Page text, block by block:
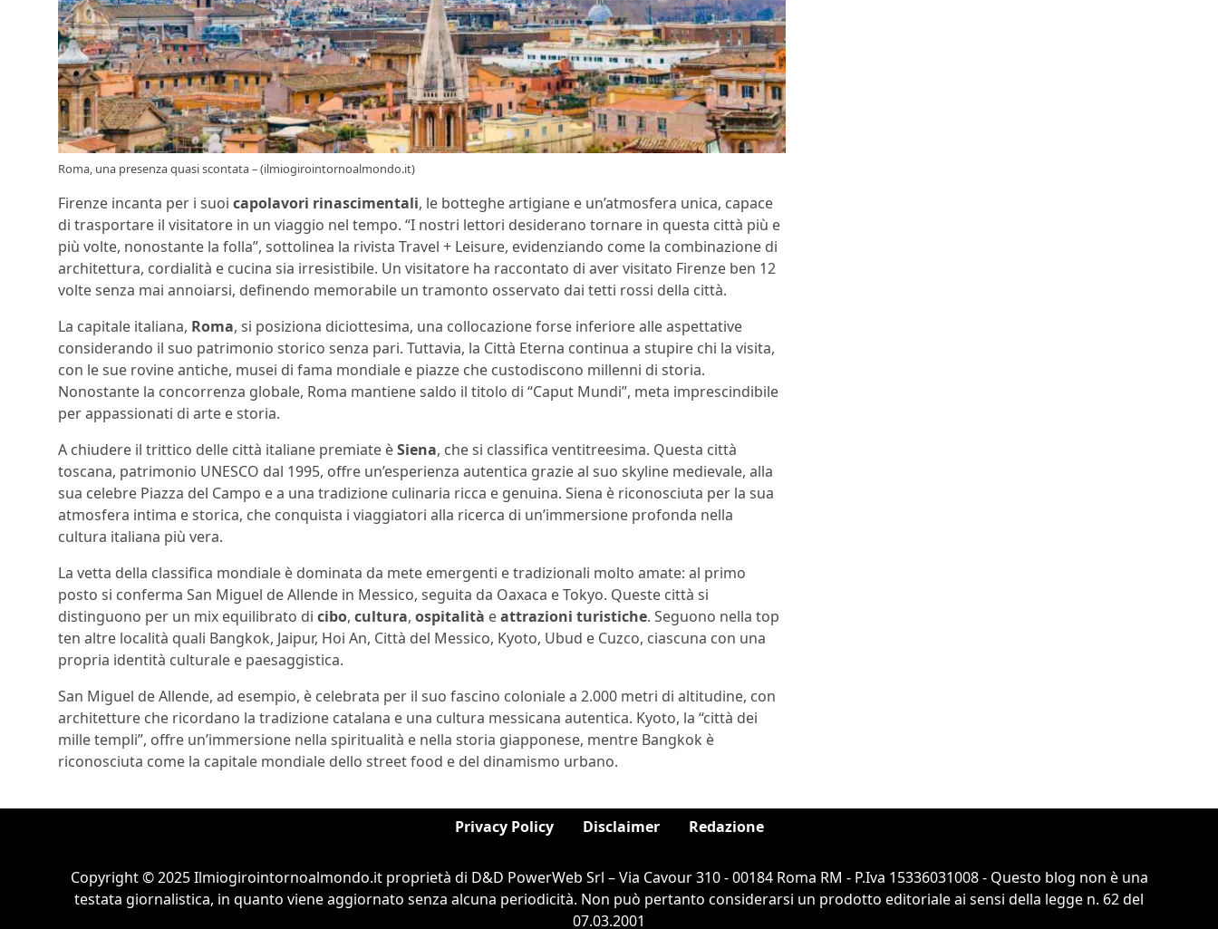
Roma, una presenza quasi scontata – (ilmiogirointornoalmondo.it)
Firenze incanta per i suoi capolavori rinascimentali, le botteghe artigiane e un’atmosfera unica, capace
di trasportare il visitatore in un viaggio nel tempo. “I nostri lettori desiderano tornare in questa città più e
più volte, nonostante la folla”, sottolinea la rivista Travel + Leisure, evidenziando come la combinazione di
architettura, cordialità e cucina sia irresistibile. Un visitatore ha raccontato di aver visitato Firenze ben 12
volte senza mai annoiarsi, definendo memorabile un tramonto osservato dai tetti rossi della città.
La capitale italiana, Roma, si posiziona diciottesima, una collocazione forse inferiore alle aspettative
considerando il suo patrimonio storico senza pari. Tuttavia, la Città Eterna continua a stupire chi la visita,
con le sue rovine antiche, musei di fama mondiale e piazze che custodiscono millenni di storia.
Nonostante la concorrenza globale, Roma mantiene saldo il titolo di “Caput Mundi”, meta imprescindibile
per appassionati di arte e storia.
A chiudere il trittico delle città italiane premiate èSiena, che si classifica ventitreesima. Questa città
toscana, patrimonio UNESCO dal 1995, offre un’esperienza autentica grazie al suo skyline medievale, alla
sua celebre Piazza del Campo e a una tradizione culinaria ricca e genuina. Siena è riconosciuta per la sua
atmosfera intima e storica, che conquista i viaggiatori alla ricerca di un’immersione profonda nella
cultura italiana più vera.
La vetta della classifica mondiale è dominata da mete emergenti e tradizionali molto amate: al primo
posto si conferma San Miguel de Allende in Messico, seguita da Oaxaca e Tokyo. Queste città si
distinguono per un mix equilibrato di cibo, cultura, ospitalità eattrazioni turistiche. Seguono nella top
ten altre località quali Bangkok, Jaipur, Hoi An, Città del Messico, Kyoto, Ubud e Cuzco, ciascuna con una
propria identità culturale e paesaggistica.
San Miguel de Allende, ad esempio, è celebrata per il suo fascino coloniale a 2.000 metri di altitudine, con
architetture che ricordano la tradizione catalana e una cultura messicana autentica. Kyoto, la “città dei
mille templi”, offre un’immersione nella spiritualità e nella storia giapponese, mentre Bangkok è
riconosciuta come la capitale mondiale dello street food e del dinamismo urbano.
Privacy Policy Disclaimer Redazione
Copyright © 2025 Ilmiogirointornoalmondo.it proprietà di D&D PowerWeb Srl – Via Cavour 310 - 00184 Roma RM - P.Iva 15336031008 - Questo blog non è una
testata giornalistica, in quanto viene aggiornato senza alcuna periodicità. Non può pertanto considerarsi un prodotto editoriale ai sensi della legge n. 62 del
07.03.2001